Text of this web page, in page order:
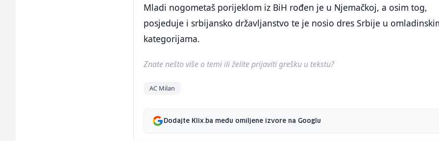
Mladi nogometaš porijeklom iz BiH rođen je u Njemačkoj, a osim tog,
posjeduje i srbijansko državljanstvo te je nosio dres Srbije u
kategorijama.
Znate nešto više o temi ili želite prijaviti grešku u tekstu?
AC Milan
Dodajte Klix.ba među omiljene izvore na Googlu